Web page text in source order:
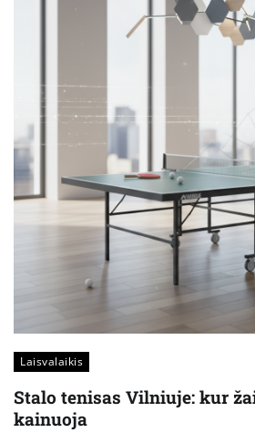
Laisvalaikis
Stalo tenisas Vilniuje: kur
kainuoja